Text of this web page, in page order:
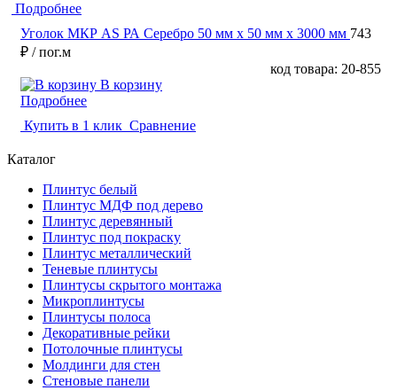
Подробнее
Уголок МКР АS РА Серебро 50 мм x 50 мм х 3000 мм 743
₽ / пог.м
код товара: 20-855
В корзину
Подробнее
Купить в 1 клик Сравнение
Каталог
Плинтус белый
Плинтус МДФ под дерево
Плинтус деревянный
Плинтус под покраску
Плинтус металлический
Теневые плинтусы
Плинтусы скрытого монтажа
Микроплинтусы
Плинтусы полоса
Декоративные рейки
Потолочные плинтусы
Молдинги для стен
Стеновые панели